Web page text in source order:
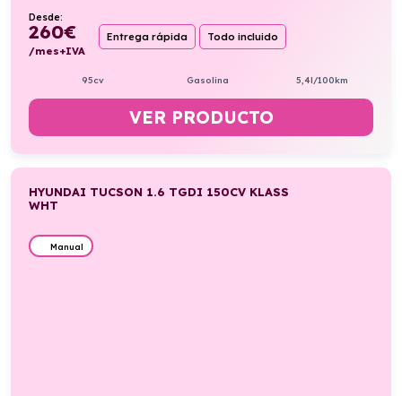
Desde:
260€
/mes+IVA
Entrega rápida Todo incluido
95cv Gasolina 5,4l/100km
VER PRODUCTO
HYUNDAI TUCSON 1.6 TGDI 150CV KLASS
WHT
Manual